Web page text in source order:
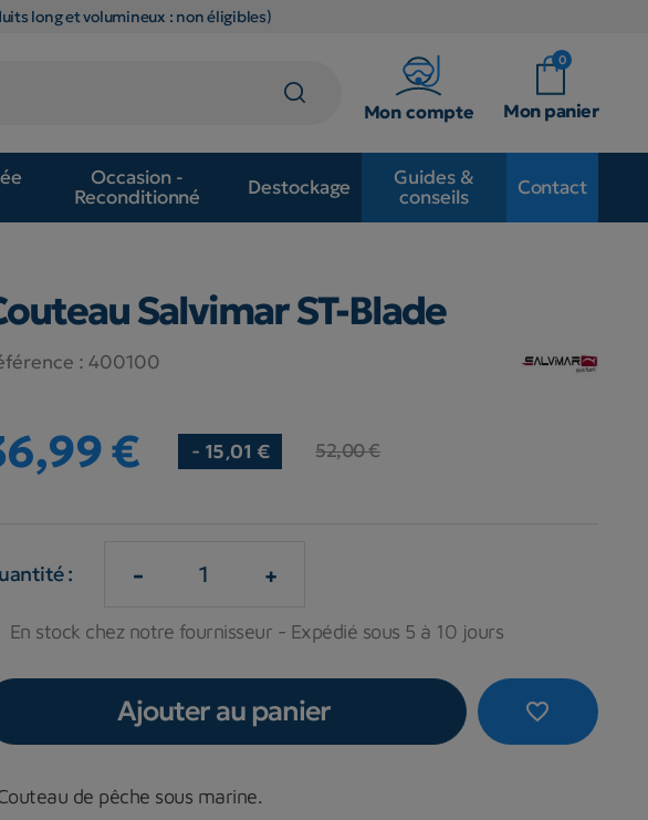
long et volumineux : non éligibles)
Mon compte
0
Mon panier
Occasion -
Reconditionné
Destockage
Guides &
conseils
Contact
Salvimar ST-Blade
: 400100
€ - 15,01 € 52,00 €
: - +
En stock chez notre fournisseur - Expédié sous 5 à 10 jours
favorite_border
Ajouter au panier
de pêche sous marine.